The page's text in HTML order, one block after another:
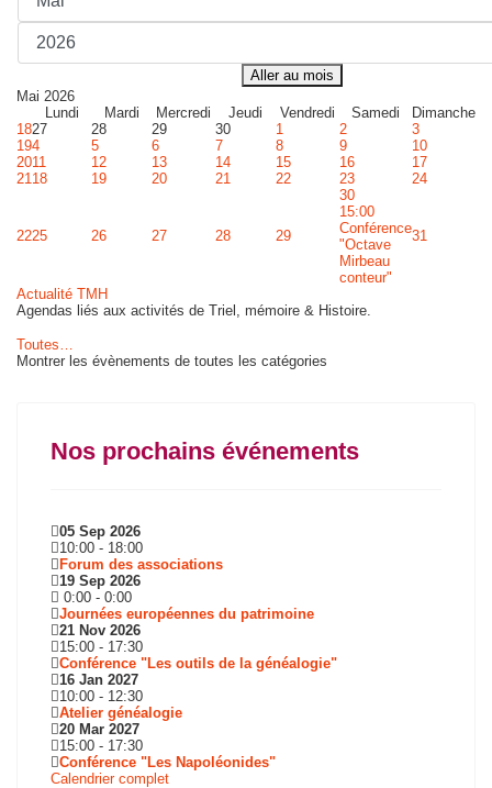
Aller au mois
Mai 2026
Lundi
Mardi Mercredi Jeudi Vendredi Samedi
Dimanche
1827 28 29 30 1 2
3
194 5 6 7 8 9
10
2011 12 13 14 15 16
17
2118 19 20 21 22 23 24
2225 26 27 28 29
30
15:00
Conférence
"Octave
Mirbeau
conteur"
31
Actualité TMH
Agendas liés aux activités de Triel, mémoire & Histoire.
Toutes…
Montrer les évènements de toutes les catégories
Nos prochains événements
05 Sep 2026
10:00 - 18:00
Forum des associations
19 Sep 2026
0:00 - 0:00
Journées européennes du patrimoine
21 Nov 2026
15:00 - 17:30
Conférence "Les outils de la généalogie"
16 Jan 2027
10:00 - 12:30
Atelier généalogie
20 Mar 2027
15:00 - 17:30
Conférence "Les Napoléonides"
Calendrier complet